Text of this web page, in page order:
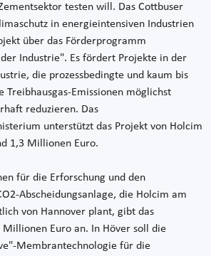
testen will. Das Cottbuser
in energieintensiven Industrien
über das Förderprogramm
Industrie". Es fördert Projekte in der
die prozessbedingte und kaum bis
Emissionen möglichst
reduzieren. Das
unterstützt das Projekt von Holcim
1,3 Millionen Euro.
für die Erforschung und den
Abscheidungsanlage, die Holcim am
von Hannover plant, gibt das
Euro an. In Höver soll die
Membrantechnologie für die